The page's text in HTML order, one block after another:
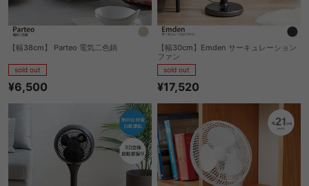
【幅38cm】 Parteo 電気二色鍋
sold out
¥6,500
【幅30cm】Emden サーキュレーション
ファン
sold out
¥17,520